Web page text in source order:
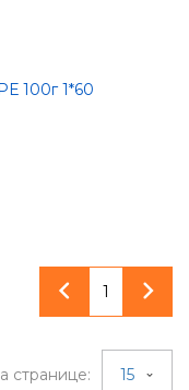
100г 1*60
1
странице: 15